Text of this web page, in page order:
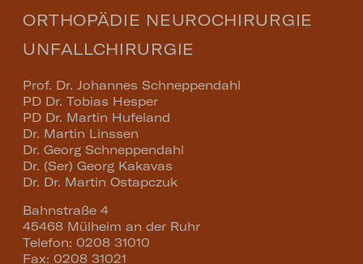
ORTHOPÄDIE NEUROCHIRURGIE
UNFALLCHIRURGIE
Prof. Dr. Johannes Schneppendahl
PD Dr. Tobias Hesper
PD Dr. Martin Hufeland
Dr. Martin Linssen
Dr. Georg Schneppendahl
Dr. (Ser) Georg Kakavas
Dr. Dr. Martin Ostapczuk
Bahnstraße 4
45468 Mülheim an der Ruhr
Telefon: 0208 31010
Fax: 0208 31021